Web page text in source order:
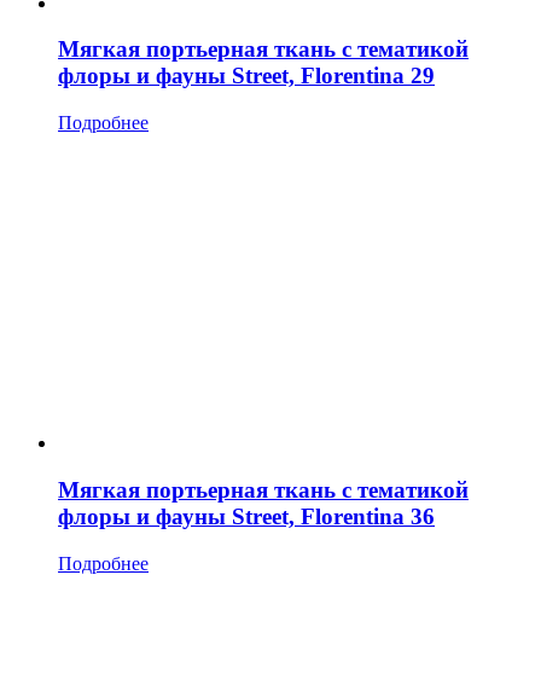
Мягкая портьерная ткань с тематикой
флоры и фауны Street, Florentina 29
Подробнее
Мягкая портьерная ткань с тематикой
флоры и фауны Street, Florentina 36
Подробнее